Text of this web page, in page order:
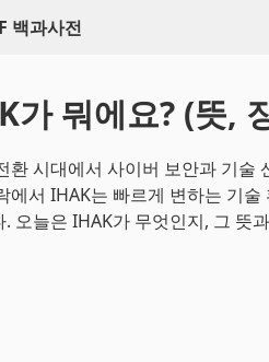
백과사전
가 뭐에요? (뜻,
환 시대에서 사이버 보안과 기술
에서 IHAK는 빠르게 변하는 기
. 오늘은 IHAK가 무엇인지, 그 뜻